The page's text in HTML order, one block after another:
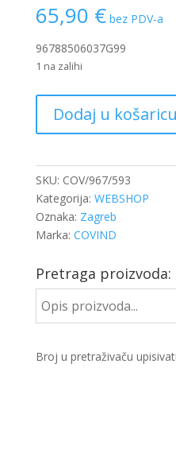
65,90 € bez PDV-a
96788506037G99
1 na zalihi
PRED.
L.
Dodaj u košaricu
SKU: COV/967/593
Kategorija: WEBSHOP
Oznaka: Zagreb
Marka: COVIND
Pretraga proizvoda:
Broj u pretraživaču